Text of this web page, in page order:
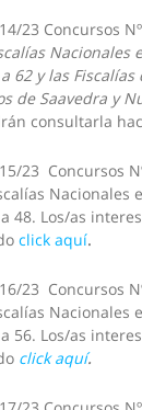
23 Concursos
Nacionales
62 y las
de Saavedra y
consultarla
23 Concursos
Nacionales
48. Los/as
click aquí.
23 Concursos
Nacionales
56. Los/as
click aquí.